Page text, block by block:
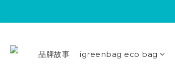
品牌故事 igreenbag eco bag